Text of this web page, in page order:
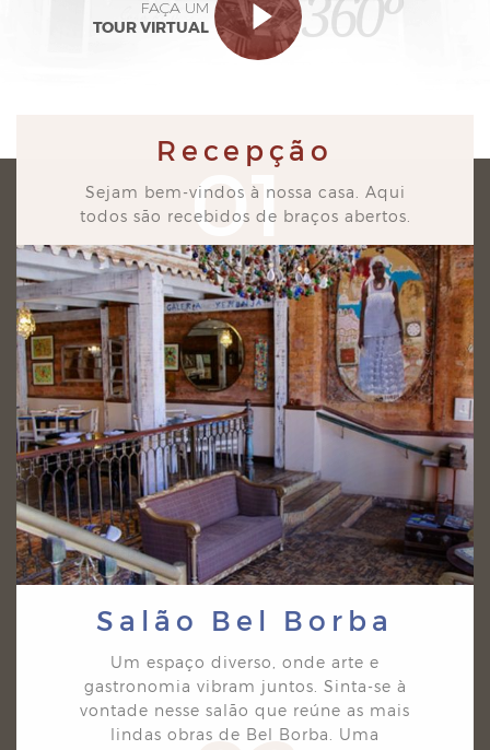
FAÇA UM
TOUR VIRTUAL 360º
01
Recepção
Sejam bem-vindos à nossa casa. Aqui
todos são recebidos de braços abertos.
Salão Bel Borba
Um espaço diverso, onde arte e
gastronomia vibram juntos. Sinta-se à
vontade nesse salão que reúne as mais
lindas obras de Bel Borba. Uma